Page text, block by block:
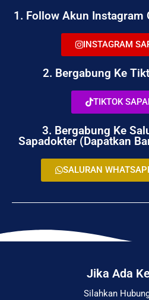
1. Follow Akun Instagram
INSTAGRAM
2. Bergabung Ke
TIKTOK
3. Bergabung Ke
Sapadokter (Dapatkan
SALURAN
Jika Ada
Silahkan